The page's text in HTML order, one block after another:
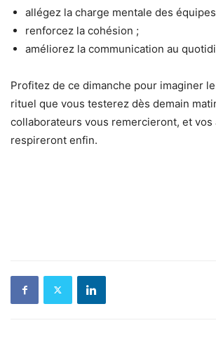
allégez la charge mentale des
renforcez la cohésion ;
améliorez la communication au
Profitez de ce dimanche pour imaginer
rituel que vous testerez dès demain
collaborateurs vous remercieront, et vos
respireront enfin.